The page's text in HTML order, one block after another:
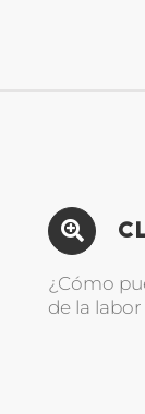
¿Cómo
de la